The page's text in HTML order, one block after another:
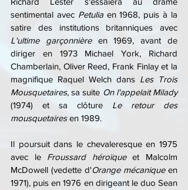
sentimental avec Petulia en 1968, puis à la
L'ultime garçonnière en 1969, avant de
diriger en 1973 Michael York, Richard
Chamberlain, Oliver Reed, Frank Finlay et la
magnifique Raquel Welch dans Les Trois
Mousquetaires, sa suite On l'appelait Milady
(1974) et sa clôture Le retour des
mousquetaires en 1989.
Il poursuit dans le chevaleresque en 1975
avec le Froussard héroïque et Malcolm
McDowell (vedette d'Orange mécanique en
1971), puis en 1976 en dirigeant le duo Sean